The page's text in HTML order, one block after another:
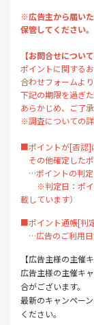
※広告主から届い
保管してください。
【お問合せについ
ポイントに関する
合わせフォームよ
下記の期限を過ぎ
あらかじめ、ご了承
※調査についての
■ポイントが[否認]
その他確定した
…ポイントの判定
※判定日：ポイ
載しています）
■ポイント通帳[判
…広告のご利用日
【広告主様の主催
広告主様の主催キ
合がございます。
最新のキャンペー
ください。